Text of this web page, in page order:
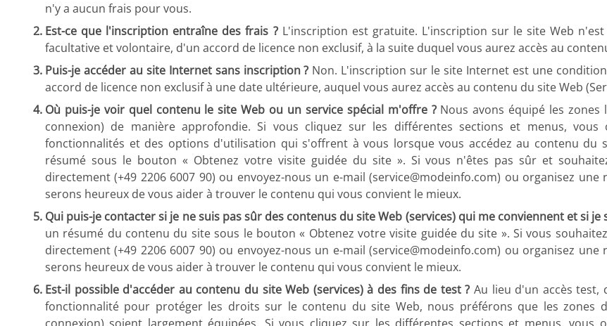
n'y a aucun frais pour vous.
Est-ce que l'inscription entraîne des frais ?L'inscription est gratuite. L'inscription sur le site Web
facultative et volontaire, d'un accord de licence non exclusif, à la suite duquel vous aurez accès au
Puis-je accéder au site Internet sans inscription ? Non. L'inscription sur le site Internet est une
accord de licence non exclusif à une date ultérieure, auquel vous aurez accès au contenu du site Web
Où puis-je voir quel contenu le site Web ou un service spécial m'offre ?Nous avons équipé les zones
connexion) de manière approfondie. Si vous cliquez sur les différentes sections et menus,
fonctionnalités et des options d'utilisation qui s'offrent à vous lorsque vous accédez au contenu du
résumé sous le bouton « Obtenez votre visite guidée du site ». Si vous n'êtes pas sûr et
directement (+49 2206 6007 90) ou envoyez-nous un e-mail (service@modeinfo.com) ou organisez
serons heureux de vous aider à trouver le contenu qui vous convient le mieux.
Qui puis-je contacter si je ne suis pas sûr des contenus du site Web (services) qui me conviennent et si
un résumé du contenu du site sous le bouton « Obtenez votre visite guidée du site ». Si vous
directement (+49 2206 6007 90) ou envoyez-nous un e-mail (service@modeinfo.com) ou organisez
serons heureux de vous aider à trouver le contenu qui vous convient le mieux.
Est-il possible d'accéder au contenu du site Web (services) à des fins de test ? Au lieu d'un accès
fonctionnalité pour protéger les droits sur le contenu du site Web, nous préférons que les zones